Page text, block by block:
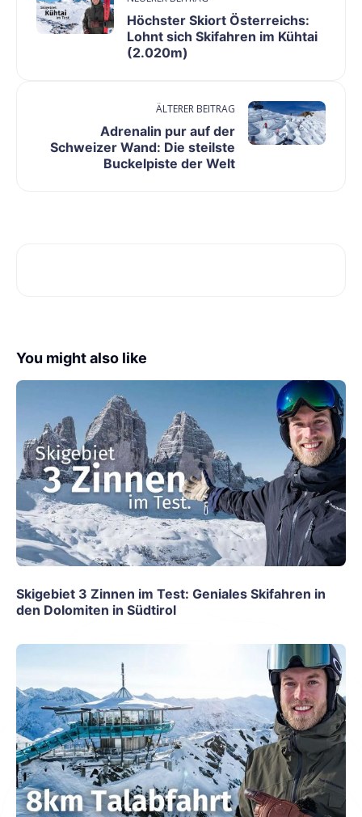
Höchster Skiort Österreichs:
Lohnt sich Skifahren im Kühtai
(2.020m)
ÄLTERER BEITRAG
Adrenalin pur auf der
Schweizer Wand: Die steilste
Buckelpiste der Welt
You might also like
Skigebiet 3 Zinnen im Test: Geniales Skifahren in
den Dolomiten in Südtirol